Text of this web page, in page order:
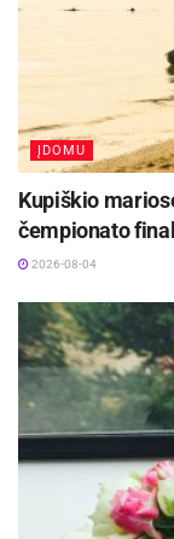
ĮDOMU
Kupiškio
čempionato
2026-08-04